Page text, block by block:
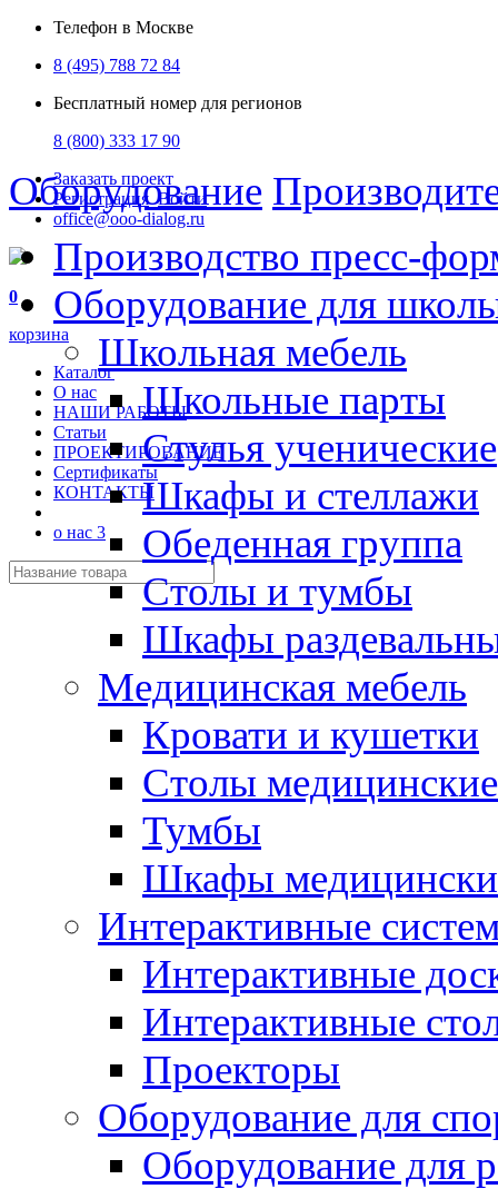
Телефон в Москве
8 (495) 788 72 84
Бесплатный номер для регионов
8 (800) 333 17 90
Заказать проект
Регистрация Войти
office@ooo-dialog.ru
0
корзина
Каталог
О нас
НАШИ РАБОТЫ
Статьи
ПРОЕКТИРОВАНИЕ
Сертификаты
КОНТАКТЫ
о нас 3
Оборудование
Производство пресс-
Оборудование для
Школьная мебель
Школьные парты
Стулья ученические
Шкафы и стеллажи
Обеденная группа
Столы и тумбы
Шкафы
Медицинская мебель
Кровати и кушетки
Столы медицинские
Тумбы
Шкафы
Интерактивные
Интерактивные
Интерактивные
Проекторы
Оборудование для
Оборудование для